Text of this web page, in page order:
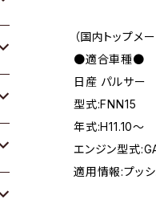
（国内トップメ
●適合車種●
日産 パルサー
型式:FNN15
年式:H11.10～
エンジン型式
適用情報:プッ